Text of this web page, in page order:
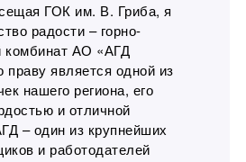
ГОК им. В. Гриба, я
радости – горно-
комбинат АО «АГД
является одной из
нашего региона, его
и отличной
– один из крупнейших
и работодателей